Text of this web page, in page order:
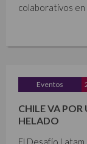
colaborativos en
Eventos
CHILE VA
HELADO
El Desafío